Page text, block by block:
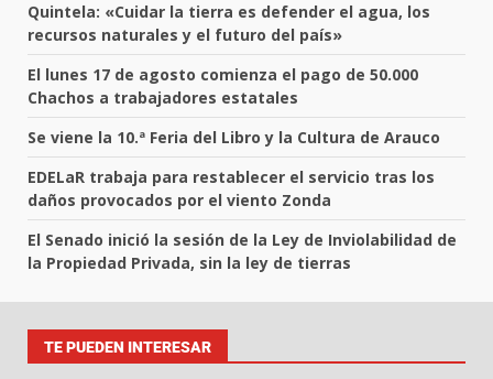
Quintela: «Cuidar la tierra es defender el agua, los
recursos naturales y el futuro del país»
El lunes 17 de agosto comienza el pago de 50.000
Chachos a trabajadores estatales
Se viene la 10.ª Feria del Libro y la Cultura de Arauco
EDELaR trabaja para restablecer el servicio tras los
daños provocados por el viento Zonda
El Senado inició la sesión de la Ley de Inviolabilidad de
la Propiedad Privada, sin la ley de tierras
TE PUEDEN INTERESAR